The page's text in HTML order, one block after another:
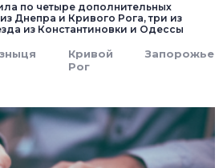
по четыре дополнительных
Днепра и Кривого Рога, три из
из Константиновки и Одессы
Кривой
Рог
Запорожье